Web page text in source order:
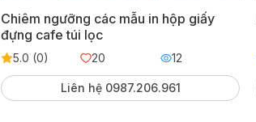
Chiêm ngưỡng các mẫu in hộp giấy
đựng cafe túi lọc
5.0 (0) 20 12
Liên hệ 0987.206.961